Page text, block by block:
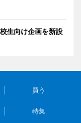
生向け企画を新設
買う
特集